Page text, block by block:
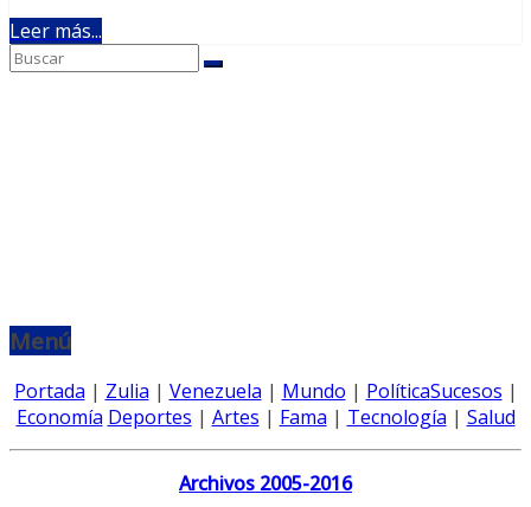
Leer más...
Menú
Portada | Zulia | Venezuela | Mundo | PolíticaSucesos |
Economía Deportes | Artes | Fama | Tecnología | Salud
Archivos 2005-2016